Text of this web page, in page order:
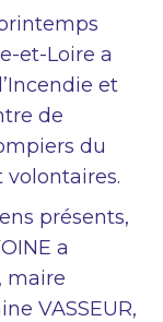
et-Loire a
et
de
du
présents,
a
maire
VASSEUR,